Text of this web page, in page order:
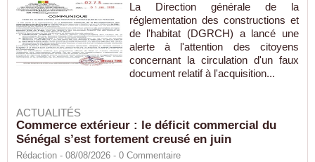
La Direction générale de la
réglementation des constructions et
de l'habitat (DGRCH) a lancé une
alerte à l'attention des citoyens
concernant la circulation d'un faux
document relatif à l'acquisition...
ACTUALITÉS
Commerce extérieur : le déficit commercial du
Sénégal s’est fortement creusé en juin
Rédaction - 08/08/2026 - 0 Commentaire